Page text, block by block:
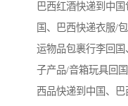
巴西红酒快递到中
国、巴西快递衣服/
运物品包裹行李回
子产品/音箱玩具回
西品快递到中国、